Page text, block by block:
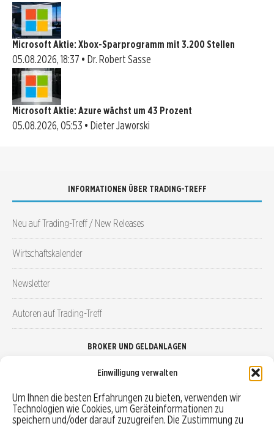
Einwilligung verwalten
Um Ihnen die besten Erfahrungen zu bieten, verwenden wir
Technologien wie Cookies, um Geräteinformationen zu
speichern und/oder darauf zuzugreifen. Die Zustimmung zu
Microsoft Aktie: Xbox-Sparprogramm mit 3.200 Stellen
05.08.2026, 18:37 • Dr. Robert Sasse
Microsoft Aktie: Azure wächst um 43 Prozent
05.08.2026, 05:53 • Dieter Jaworski
INFORMATIONEN ÜBER TRADING-TREFF
Neu auf Trading-Treff / New Releases
Wirtschaftskalender
Newsletter
Autoren auf Trading-Treff
BROKER UND GELDANLAGEN
Robo-Advisor vergleichen